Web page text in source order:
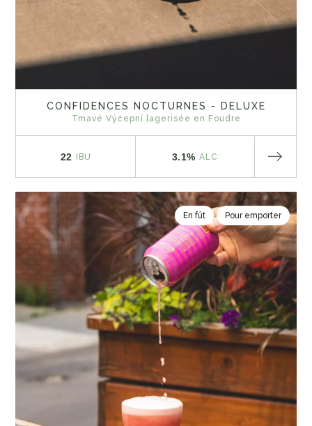
CONFIDENCES NOCTURNES - DELUXE
Tmavé Výčepní lagerisée en Foudre
22 IBU 3.1% ALC
En fût Pour emporter